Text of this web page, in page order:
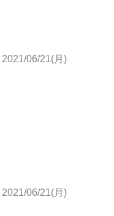
2021/06/21(月)
2021/06/21(月)